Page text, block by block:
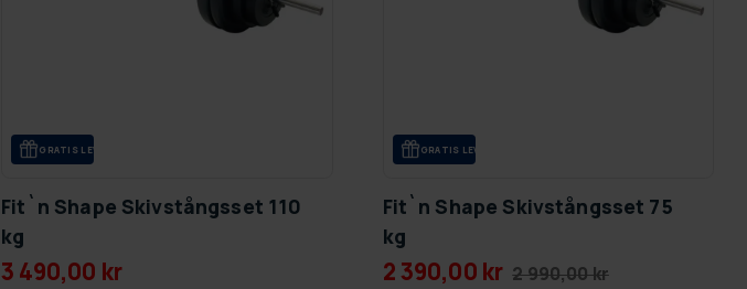
GRA­TIS LE­VE­RANS
Fit`n Shape Skivstångsset 110
kg
3 490,00 kr
GRA­TIS LE­VE­RANS
Fit`n Shape Skivstångsset 75
kg
2 390,00 kr 2 990,00 kr